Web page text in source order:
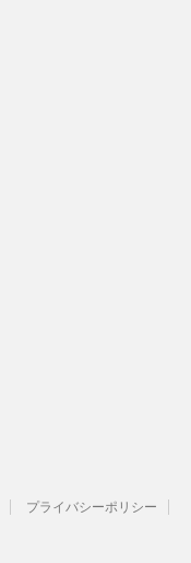
プライバシーポリシー